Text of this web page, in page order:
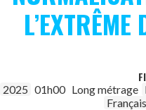
L’EXTRÊME
2025 01h00 Long métrage
Français